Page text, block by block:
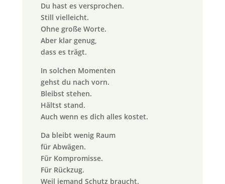
Du hast es versprochen.
Still vielleicht.
Ohne große Worte.
Aber klar genug,
dass es trägt.
In solchen Momenten
gehst du nach vorn.
Bleibst stehen.
Hältst stand.
Auch wenn es dich alles kostet.
Da bleibt wenig Raum
für Abwägen.
Für Kompromisse.
Für Rückzug.
Weil jemand Schutz braucht.